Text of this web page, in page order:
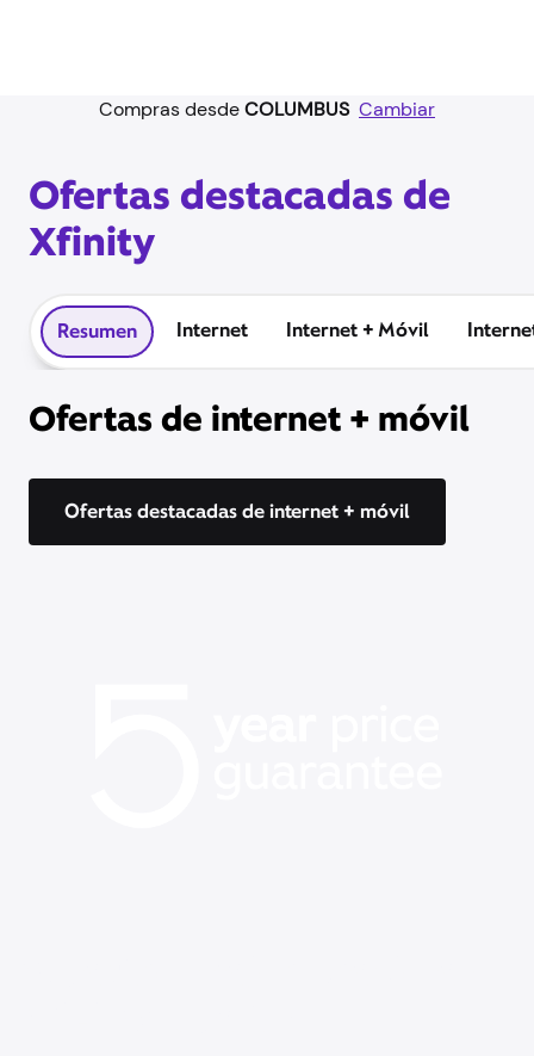
Compras desdeCOLUMBUS Cambiar
Ofertas destacadas de
Xfinity
Resumen Internet Internet + Móvil
Ofertas de internet + móvil
Ofertas destacadas de internet + móvil